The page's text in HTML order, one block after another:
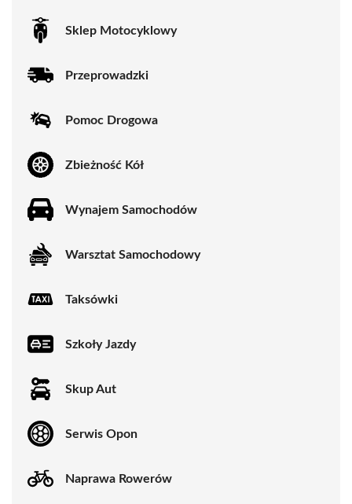
Sklep Motocyklowy
Przeprowadzki
Pomoc Drogowa
Zbieżność Kół
Wynajem Samochodów
Warsztat Samochodowy
Taksówki
Szkoły Jazdy
Skup Aut
Serwis Opon
Naprawa Rowerów